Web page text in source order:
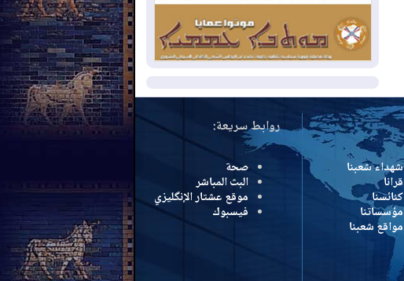
2026-08-03كوبا تغرق في الظلام مجددا
وانهيار الشبكة الكهربائية
المزيد
شهداء شعبنا
قرانا
كنائسنا
مؤسساتنا
مواقع شعبنا
روابط سريعة:
صحة
البث المباشر
موقع عشتار الإنگليزي
فيسبوك